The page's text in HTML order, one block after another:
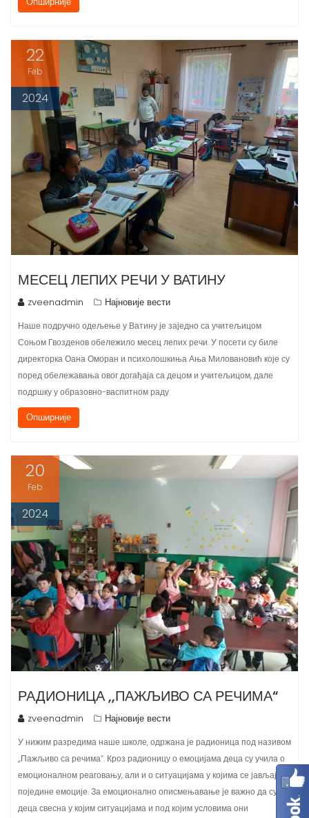
22
Feb
zveenadmin Најновије вести
Наше подручно одељење у Ватину је заједно са учитељицом
Соњом Гвозденов обележило месец лепих речи. У посети су биле
директорка Оана Оморан и психолошкиња Ања Миловановић које су
поред обележавања овог догађаја са децом и учитељицом, дале
подршку у образовно-васпитном раду.
Опширније
20
Feb
zveenadmin Најновије вести
У нижим разредима наше школе, одржана је радионица под називом
,,Пажљиво са речима“. Кроз радионицу о емоцијама деца су учила о
емоционалном реаговању, али и о ситуацијама у којима се јављају
поједине емоције. За емоционално описмењавање је важно да су
деца свесна у којим ситуацијама и под којим условима они
доживљавају поједине емоције, како би…